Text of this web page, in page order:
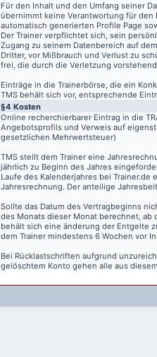
Für den Inhalt und den Umfang seiner
übernimmt keine Verantwortung für den
automatisch generierten Profile Page
Der Trainer verpflichtet sich, sein
Zugang zu seinem Datenbereich auf
Dritter, vor Mißbrauch und Verlust zu
frei, die durch die Verletzung
Einträge in die Trainerbörse, die ein
TMS behält sich vor, entsprechende
§4 Kosten
Online recherchierbarer Eintrag in die
Angebotsprofils und Verweis auf
gesetzlichen Mehrwertsteuer)
TMS stellt dem Trainer eine
jährlich zu Beginn des Jahres
Laufe des Kalenderjahres bei
Jahresrechnung. Der anteilige
Sollte das Datum des Vertragbeginns
des Monats dieser Monat berechnet, ab
behält sich eine änderung der Entgelte
dem Trainer mindestens 6 Wochen vor
Bei Rücklastschriften aufgrund
gelöschtem Konto gehen alle aus